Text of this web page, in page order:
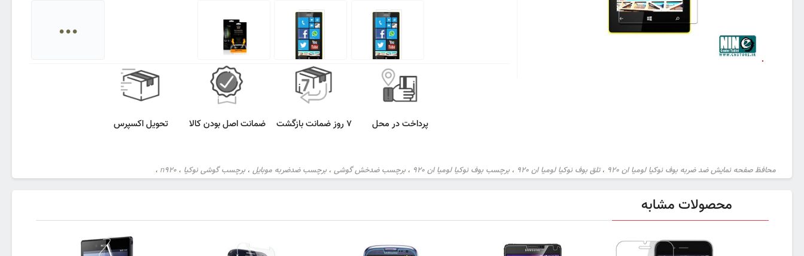
...
پرداخت در محل 7 روز ضمانت بازگشت ضمانت اصل بودن کالا تحویل اکسپرس
محافظ صفحه نمایش ضد ضربه بوف نوکیا لومیا ان 920 ،تلق بوف نوکیا لومیا ان 920 ، برچسب بوف نوکیا لومیا ان 920 ، برچسب ضدخش گوشی ، برچسب ضدضربه موبایل ، برچسب گوشی نوکیا ، n920 ،
محصولات مشابه